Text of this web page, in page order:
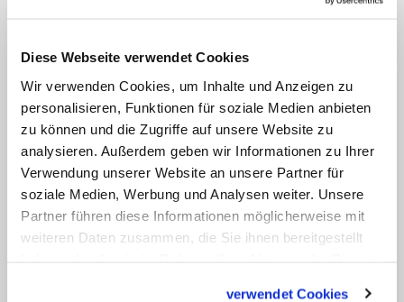
Diese Webseite verwendet Cookies
Wir verwenden Cookies, um Inhalte und Anzeigen zu
personalisieren, Funktionen für soziale Medien anbieten
zu können und die Zugriffe auf unsere Website zu
analysieren. Außerdem geben wir Informationen zu Ihrer
Verwendung unserer Website an unsere Partner für
soziale Medien, Werbung und Analysen weiter. Unsere
Partner führen diese Informationen möglicherweise mit
weiteren Daten zusammen, die Sie ihnen bereitgestellt
verwendet Cookies
Katechese überwunden werden. Darüber
vor allem im Dienst an den
Mitmenschen. "Dann lösen sich viele
Zweifel auf, da wir die Erfahrung der
Nähe Gottes und der Wahrheit des
Evangeliums machen", sagte der Papst.
Die Generalaudienz war die erste nach
demHeiligen Jahr der Barmherzigkeit,